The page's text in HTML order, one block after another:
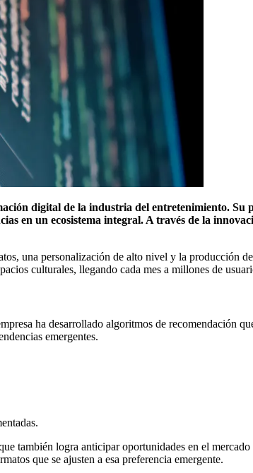
digital de la industria del entretenimiento.
en un ecosistema integral. A través de la
una personalización de alto nivel y la producción
culturales, llegando cada mes a millones de
ha desarrollado algoritmos de recomendación
emergentes.
también logra anticipar oportunidades en el
que se ajusten a esa preferencia emergente.